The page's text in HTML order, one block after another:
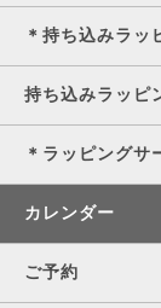
＊持ち込みラッ
持ち込みラッピ
＊ラッピングサ
カレンダー
ご予約